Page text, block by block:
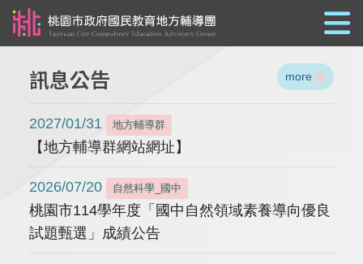
訊息公告 more
2027/01/31 地方輔導群
【地方輔導群網站網址】
2026/07/20 自然科學_國中
桃園市114學年度「國中自然領域素養導向優良
試題甄選」成績公告